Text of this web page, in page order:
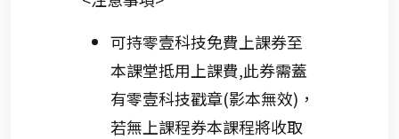
可持零壹科技免費上課券至
本課堂抵用上課費,此券需蓋
有零壹科技戳章(影本無效)，
若無上課程券本課程將收取